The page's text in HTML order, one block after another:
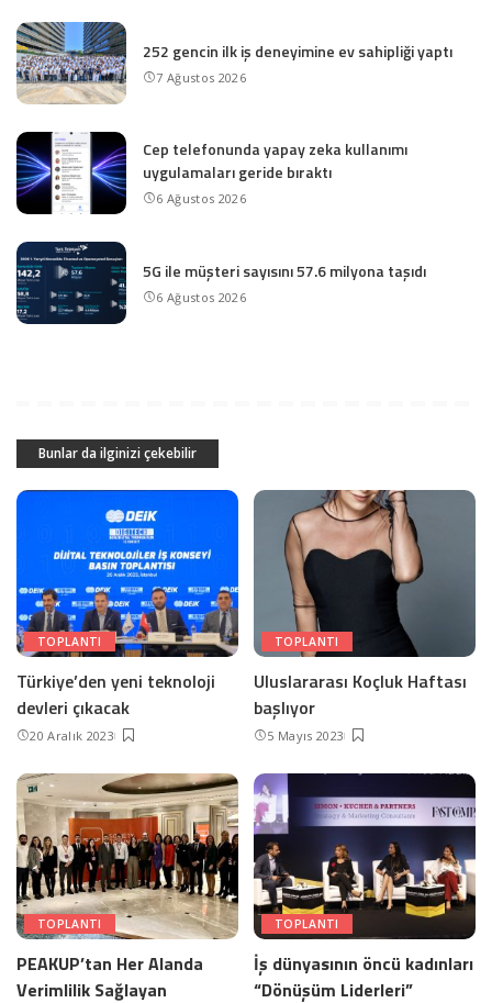
252 gencin ilk iş deneyimine ev sahipliği yaptı
7 Ağustos 2026
Cep telefonunda yapay zeka kullanımı
uygulamaları geride bıraktı
6 Ağustos 2026
5G ile müşteri sayısını 57.6 milyona taşıdı
6 Ağustos 2026
Bunlar da ilginizi çekebilir
TOPLANTI
Türkiye’den yeni teknoloji
devleri çıkacak
20 Aralık 2023
TOPLANTI
Uluslararası Koçluk Haftası
başlıyor
5 Mayıs 2023
TOPLANTI
PEAKUP’tan Her Alanda
Verimlilik Sağlayan
TOPLANTI
İş dünyasının öncü kadınları
“Dönüşüm Liderleri”